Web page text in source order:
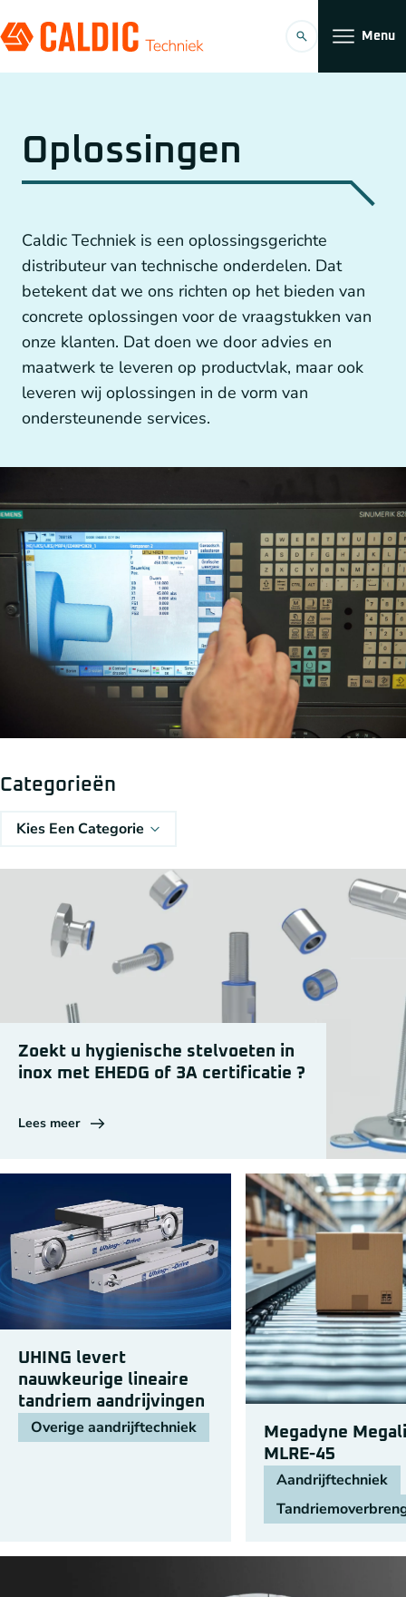
Menu
Conveyors
Planetaire reductiekasten van Neugart
Koppelingen
Kettingoverbrengingen
Overige aandrijftechniek
Generatoren en Generator koppelingen
Oplossingen
Werken bij
NL
Oplossingen
Caldic Techniek is een oplossingsgerichte
distributeur van technische onderdelen. Dat
betekent dat we ons richten op het bieden van
concrete oplossingen voor de vraagstukken van
onze klanten. Dat doen we door advies en
maatwerk te leveren op productvlak, maar ook
leveren wij oplossingen in de vorm van
ondersteunende services.
Categorieën
Kies Een Categorie
Zoekt u hygienische stelvoeten in
inox met EHEDG of 3A certificatie ?
Lees meer
UHING levert
nauwkeurige lineaire
tandriem aandrijvingen
Overige aandrijftechniek
Megadyne
MLRE-45
Aandrijftechniek